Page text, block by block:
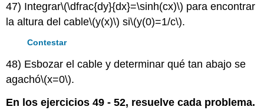
47) Integrar\(\dfrac{dy}{dx}=\sinh(cx)\) para encontrar
la altura del cable\(y(x)\) si\(y(0)=1/c\).
Contestar
48) Esbozar el cable y determinar qué tan abajo se
agachó\(x=0\).
En los ejercicios 49 - 52, resuelve cada problema.